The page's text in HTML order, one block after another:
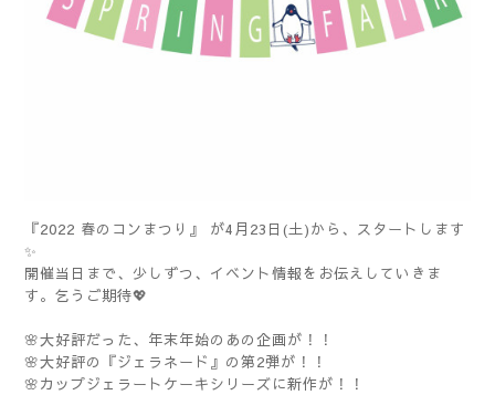
『2022 春のコンまつり』 が4月23日(土)から、スタートします
✨
開催当日まで、少しずつ、イベント情報をお伝えしていきま
す。乞うご期待💖
🌸大好評だった、年末年始のあの企画が！！
🌸大好評の『ジェラネード』の第2弾が！！
🌸カップジェラートケーキシリーズに新作が！！